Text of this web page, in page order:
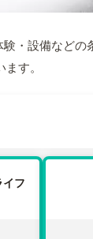
・設備など
す。
イフ